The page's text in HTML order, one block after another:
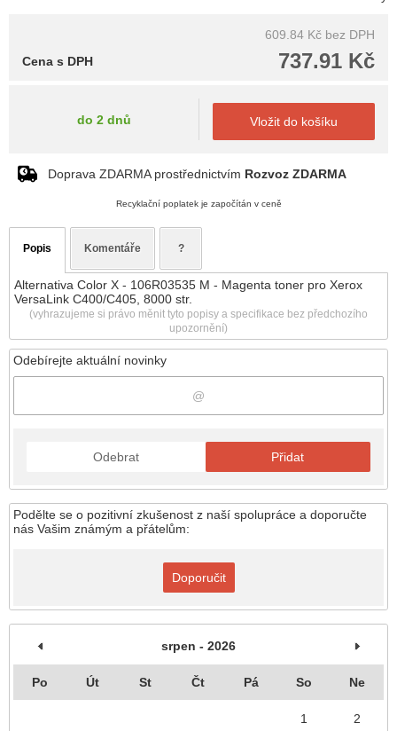
Odebírejte aktuální novinky
Odebrat Přidat
Podělte se o pozitivní zkušenost z naší spolupráce a doporučte
nás Vašim známým a přátelům:
Doporučit
srpen - 2026
Po Út St Čt Pá So Ne
1 2
609.84 Kč bez DPH
737.91 Kč
Cena s DPH
do 2 dnů Vložit do košíku
Doprava ZDARMA prostřednictvím Rozvoz ZDARMA
Recyklační poplatek je započítán v ceně
Popis Komentáře ?
Alternativa Color X - 106R03535 M - Magenta toner pro Xerox
VersaLink C400/C405, 8000 str.
(vyhrazujeme si právo měnit tyto popisy a specifikace bez předchozího
upozornění)